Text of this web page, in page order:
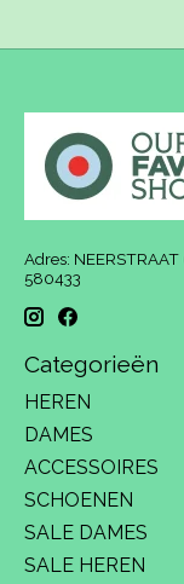
Adres:
580433
Categorieën
HEREN
DAMES
ACCESSOIRES
SCHOENEN
SALE DAMES
SALE HEREN